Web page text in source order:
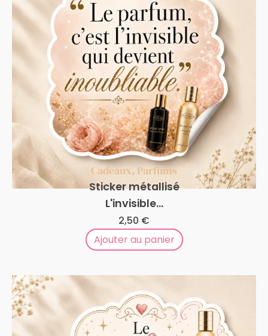
Cadeaux, Parfums
Sticker métallisé
L'invisible...
2,50 €
Ajouter au panier